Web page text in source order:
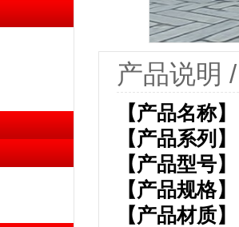
产品说明
【产品名称
【产品系列
【产品型号
【产品规格
【产品材质